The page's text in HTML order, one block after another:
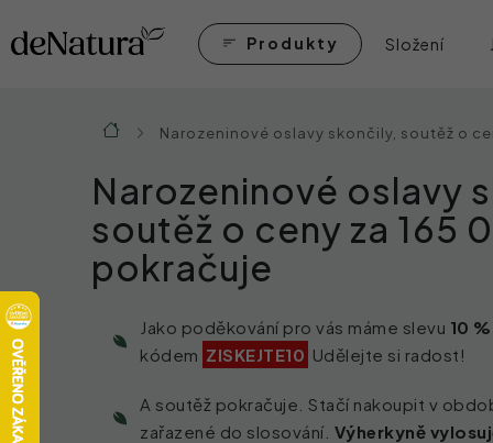
na
Produkty Složení
Domů
Narozeninové oslavy skončily, soutěž o
Narozeninové oslavy
soutěž o ceny za 165
pokračuje
Jako poděkování pro vás máme slevu 10
kódem ZISKEJTE10 Udělejte si radost!
A soutěž pokračuje. Stačí nakoupit v
zařazené do slosování. Výherkyně